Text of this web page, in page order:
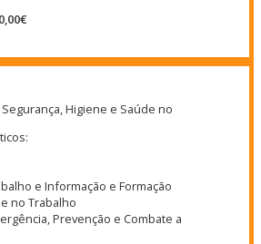
Higiene e Saúde no
e Informação e Formação
no Trabalho
Prevenção e Combate a